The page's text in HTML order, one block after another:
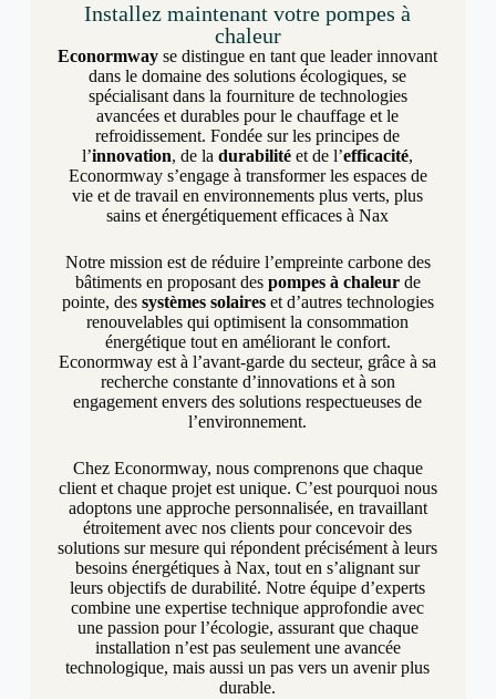
Installez maintenant votre pompes à
chaleur
Econormway se distingue en tant que leader innovant
dans le domaine des solutions écologiques, se
spécialisant dans la fourniture de technologies
avancées et durables pour le chauffage et le
refroidissement. Fondée sur les principes de
l’innovation, de ladurabilité et de l’efficacité,
Econormway s’engage à transformer les espaces de
vie et de travail en environnements plus verts, plus
sains et énergétiquement efficaces à Nax
Notre mission est de réduire l’empreinte carbone des
bâtiments en proposant des pompes à chaleurde
pointe, des systèmes solaireset d’autres technologies
renouvelables qui optimisent la consommation
énergétique tout en améliorant le confort.
Econormway est à l’avant-garde du secteur, grâce à sa
recherche constante d’innovations et à son
engagement envers des solutions respectueuses de
l’environnement.
Chez Econormway, nous comprenons que chaque
client et chaque projet est unique. C’est pourquoi nous
adoptons une approche personnalisée, en travaillant
étroitement avec nos clients pour concevoir des
solutions sur mesure qui répondent précisément à leurs
besoins énergétiques à Nax, tout en s’alignant sur
leurs objectifs de durabilité. Notre équipe d’experts
combine une expertise technique approfondie avec
une passion pour l’écologie, assurant que chaque
installation n’est pas seulement une avancée
technologique, mais aussi un pas vers un avenir plus
durable.